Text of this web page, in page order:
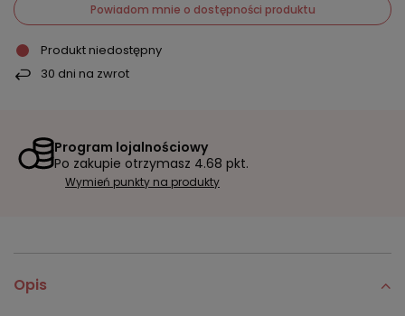
Powiadom mnie o dostępności produktu
Produkt niedostępny
30 dni na zwrot
Program lojalnościowy
Po zakupie otrzymasz 4.68 pkt.
Wymień punkty na produkty
Opis